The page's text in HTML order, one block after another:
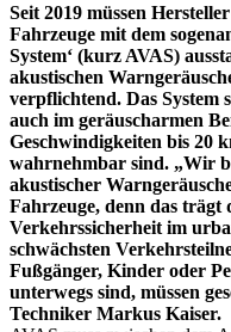
Seit 2019 müssen
Fahrzeuge mit dem
System‘ (kurz AVAS)
akustischen
verpflichtend. Das System
auch im geräuscharmen
Geschwindigkeiten bis 20
wahrnehmbar sind. „Wir
akustischer
Fahrzeuge, denn das
Verkehrssicherheit im
schwächsten
Fußgänger, Kinder oder
unterwegs sind, müssen
Techniker Markus Kaiser.